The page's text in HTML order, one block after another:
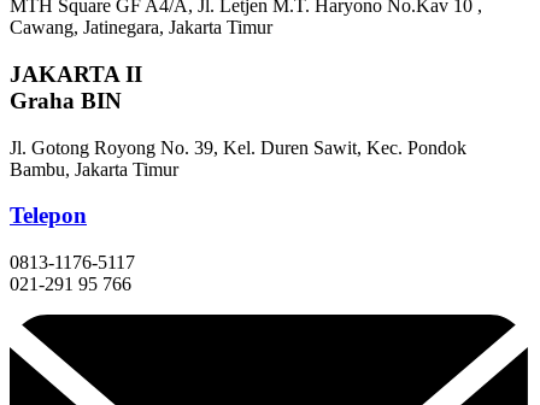
MTH Square GF A4/A, Jl. Letjen M.T. Haryono No.Kav 10 ,
Cawang, Jatinegara, Jakarta Timur
JAKARTA II
Graha BIN
Jl. Gotong Royong No. 39, Kel. Duren Sawit, Kec. Pondok
Bambu, Jakarta Timur
Telepon
0813-1176-5117
021-291 95 766